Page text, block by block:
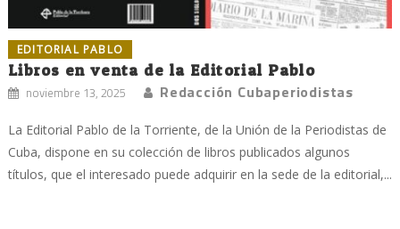
EDITORIAL PABLO
Libros en venta de la Editorial Pablo
noviembre 13, 2025 Redacción Cubaperiodistas
La Editorial Pablo de la Torriente, de la Unión de la Periodistas de
Cuba, dispone en su colección de libros publicados algunos
títulos, que el interesado puede adquirir en la sede de la editorial,...